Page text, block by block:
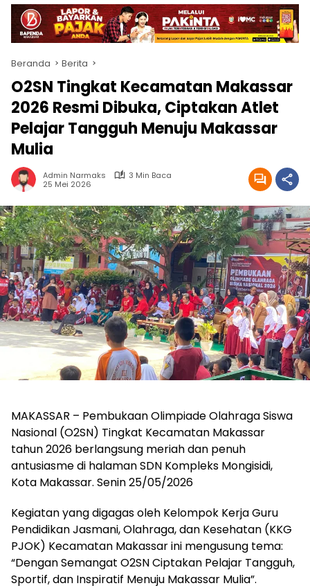
Beranda Berita
O2SN Tingkat Kecamatan Makassar
2026 Resmi Dibuka, Ciptakan Atlet
Pelajar Tangguh Menuju Makassar
Mulia
Admin Narmaks
3 Min Baca
25 Mei 2026
MAKASSAR – Pembukaan Olimpiade Olahraga Siswa
Nasional (O2SN) Tingkat Kecamatan Makassar
tahun 2026 berlangsung meriah dan penuh
antusiasme di halaman SDN Kompleks Mongisidi,
Kota Makassar. Senin 25/05/2026
Kegiatan yang digagas oleh Kelompok Kerja Guru
Pendidikan Jasmani, Olahraga, dan Kesehatan (KKG
PJOK) Kecamatan Makassar ini mengusung tema:
“Dengan Semangat O2SN Ciptakan Pelajar Tangguh,
Sportif, dan Inspiratif Menuju Makassar Mulia”.